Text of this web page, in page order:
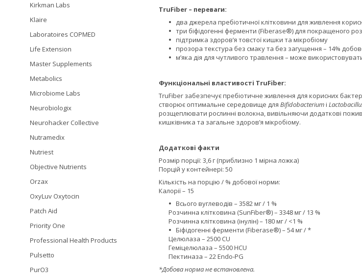
TruFiber – переваги:
два джерела пребіотичної клітковини для живлення
три біфідогенні ферменти (Fiberase®) для покращеного
підтримка здоров’я товстої кишки та мікробіому
прозора текстура без смаку та без загущення – 14%
м’яка дія для чутливого травлення – може
Функціональні властивості TruFiber:
TruFiber забезпечує пребіотичне живлення для корисних
створює оптимальне середовище для Bifidobacteriumі
розщеплювати рослинні волокна, вивільняючи додаткові
кишківника та загальне здоров’я мікробіому.
Додаткові факти
Розмір порції: 3,6 г (приблизно 1 мірна ложка)
Порцій у контейнері: 50
Кількість на порцію / % добової норми:
Калорії – 15
Всього вуглеводів – 3582 мг / 1 %
Розчинна клітковина (SunFiber®) – 3348 мг / 13 %
Розчинна клітковина (інулін) – 180 мг / <1 %
Біфідогенні ферменти (Fiberase®) – 54 мг / *
Целюлаза – 2500 CU
Геміцелюлаза – 5500 HCU
Пектиназа – 22 Endo‑PG
*Добова норма не встановлена.
Kirkman Labs
Klaire
Laboratoires COPMED
Life Extension
Master Supplements
Metabolics
Microbiome Labs
Neurobiologix
Neurohacker Collective
Nutramedix
Nutriest
Objective Nutrients
Orzax
OxyLuv Oxytocin
Patch Aid
Priority One
Professional Health Products
Pulsetto
PurO3